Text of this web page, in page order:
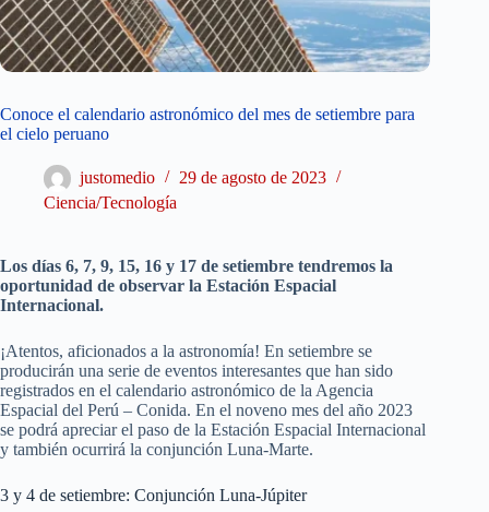
Conoce el calendario astronómico del mes de setiembre para
el cielo peruano
justomedio
29 de agosto de 2023
Ciencia/Tecnología
Los días 6, 7, 9, 15, 16 y 17 de setiembre tendremos la
oportunidad de observar la Estación Espacial
Internacional.
¡Atentos, aficionados a la astronomía! En setiembre se
producirán una serie de eventos interesantes que han sido
registrados en el calendario astronómico de la Agencia
Espacial del Perú – Conida. En el noveno mes del año 2023
se podrá apreciar el paso de la Estación Espacial Internacional
y también ocurrirá la conjunción Luna-Marte.
3 y 4 de setiembre: Conjunción Luna-Júpiter